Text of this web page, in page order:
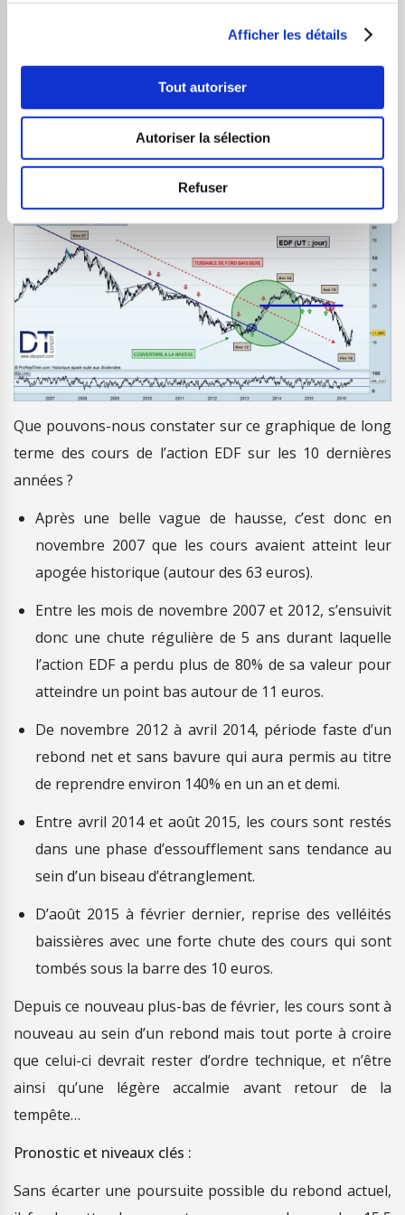
Afficher les détails
Tout autoriser
Autoriser la sélection
Refuser
Après ces lourdes informations fondamentales,
attardons-nous à l’étude technique pour voir si la
sentiment global plutôt négatif et tendu sur cette
entreprise d’état…
Le calme avant le retour de la tempête ?
Que pouvons-nous constater sur ce graphique de long
terme des cours de l’action EDF sur les 10 dernières
années ?
Après une belle vague de hausse, c’est donc en
novembre 2007 que les cours avaient atteint leur
apogée historique (autour des 63 euros).
Entre les mois de novembre 2007 et 2012, s’ensuivit
donc une chute régulière de 5 ans durant laquelle
l’action EDF a perdu plus de 80% de sa valeur pour
atteindre un point bas autour de 11 euros.
De novembre 2012 à avril 2014, période faste d’un
rebond net et sans bavure qui aura permis au titre
de reprendre environ 140% en un an et demi.
Entre avril 2014 et août 2015, les cours sont restés
dans une phase d’essoufflement sans tendance au
sein d’un biseau d’étranglement.
D’août 2015 à février dernier, reprise des velléités
baissières avec une forte chute des cours qui sont
tombés sous la barre des 10 euros.
Depuis ce nouveau plus-bas de février, les cours sont à
nouveau au sein d’un rebond mais tout porte à croire
que celui-ci devrait rester d’ordre technique, et n’être
ainsi qu’une légère accalmie avant retour de la
tempête…
Pronostic et niveaux clés :
Sans écarter une poursuite possible du rebond actuel,